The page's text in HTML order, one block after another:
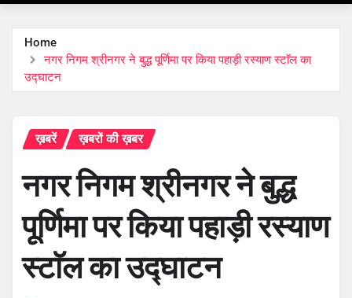
Home
नगर निगम श्रीनगर ने बुद्ध पूर्णिमा पर किया पहाड़ी रस्याण स्टाॅल का
उद्घाटन
ख़बरें ख़बरों की ख़बर
नगर निगम श्रीनगर ने बुद्ध
पूर्णिमा पर किया पहाड़ी रस्याण
स्टाॅल का उद्घाटन